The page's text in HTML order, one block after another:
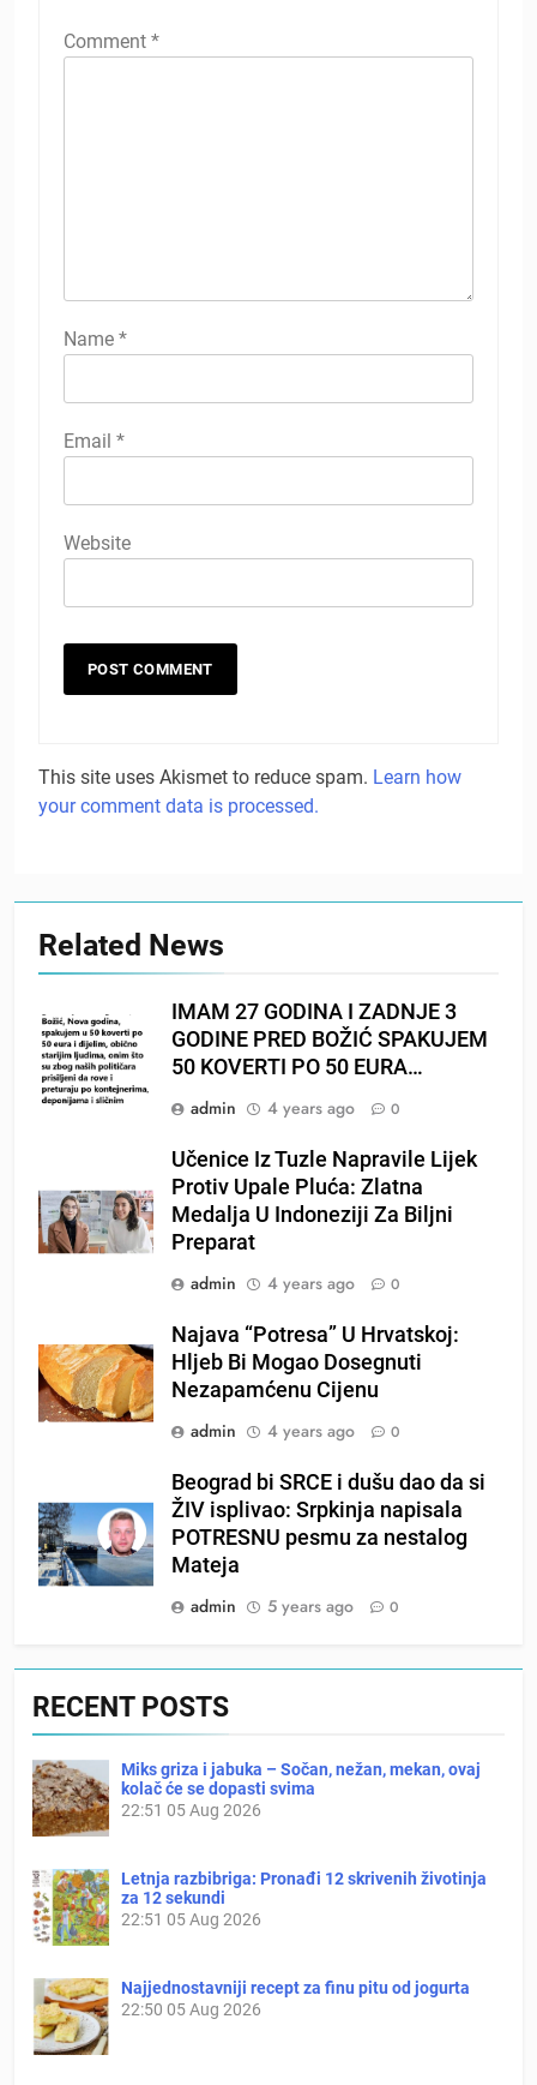
Comment *
Name *
Email *
Website
This site uses Akismet to reduce spam. Learn how
your comment data is processed.
Related News
IMAM 27 GODINA I ZADNJE 3
GODINE PRED BOŽIĆ SPAKUJEM
50 KOVERTI PO 50 EURA…
admin
4 years ago 0
Učenice Iz Tuzle Napravile Lijek
Protiv Upale Pluća: Zlatna
Medalja U Indoneziji Za Biljni
Preparat
admin
4 years ago 0
Najava “Potresa” U Hrvatskoj:
Hljeb Bi Mogao Dosegnuti
Nezapamćenu Cijenu
admin
4 years ago 0
Beograd bi SRCE i dušu dao da si
ŽIV isplivao: Srpkinja napisala
POTRESNU pesmu za nestalog
Mateja
admin
5 years ago 0
RECENT POSTS
Miks griza i jabuka – Sočan, nežan, mekan, ovaj
kolač će se dopasti svima
22:51 05 Aug 2026
Letnja razbibriga: Pronađi 12 skrivenih životinja
za 12 sekundi
22:51 05 Aug 2026
Najjednostavniji recept za finu pitu od jogurta
22:50 05 Aug 2026